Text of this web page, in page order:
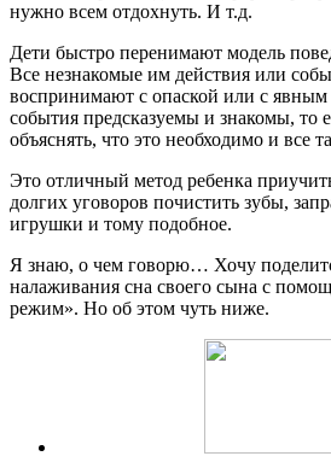
нужно всем отдохнуть. И т.д.
Дети быстро перенимают модель
Все незнакомые им действия или
воспринимают с опаской или с
события предсказуемы и знакомы, то
объяснять, что это необходимо и все
Это отличный метод ребенка
долгих уговоров почистить зубы,
игрушки и тому подобное.
Я знаю, о чем говорю… Хочу
налаживания сна своего сына с
режим». Но об этом чуть ниже.